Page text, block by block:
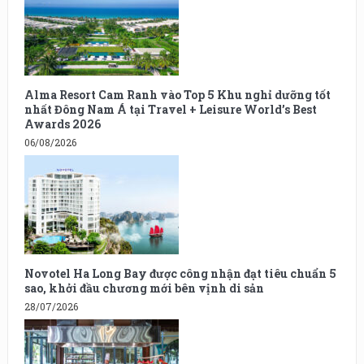
Alma Resort Cam Ranh vào Top 5 Khu nghỉ dưỡng tốt
nhất Đông Nam Á tại Travel + Leisure World’s Best
Awards 2026
06/08/2026
Novotel Ha Long Bay được công nhận đạt tiêu chuẩn 5
sao, khởi đầu chương mới bên vịnh di sản
28/07/2026